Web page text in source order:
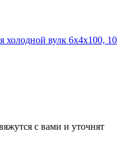
вулк 6х4х100, 10
с вами и уточнят